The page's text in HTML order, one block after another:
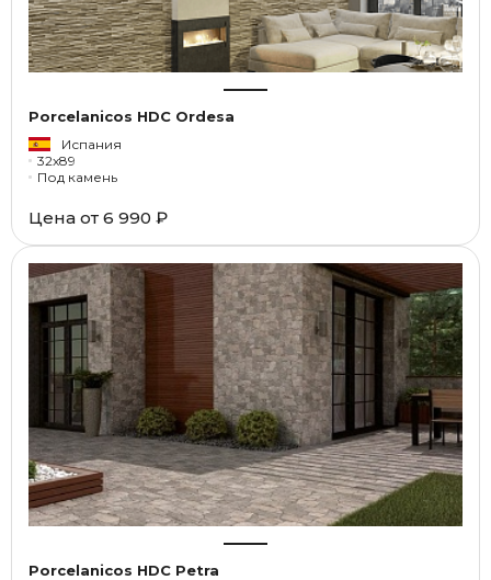
Porcelanicos HDC Ordesa
Испания
32x89
Под камень
Цена от 6 990 ₽
Porcelanicos HDC Petra